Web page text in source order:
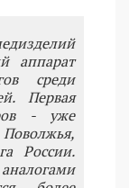
аппарат
среди
Первая
- уже
России.